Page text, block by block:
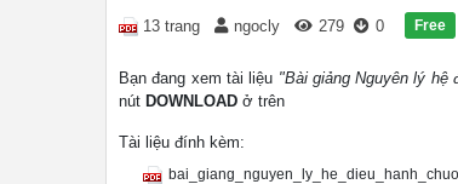
13 trang ngocly 279 0 Free
Bạn đang xem tài liệu "Bài giảng Nguyên lý hệ
nút DOWNLOAD ở trên
Tài liệu đính kèm: